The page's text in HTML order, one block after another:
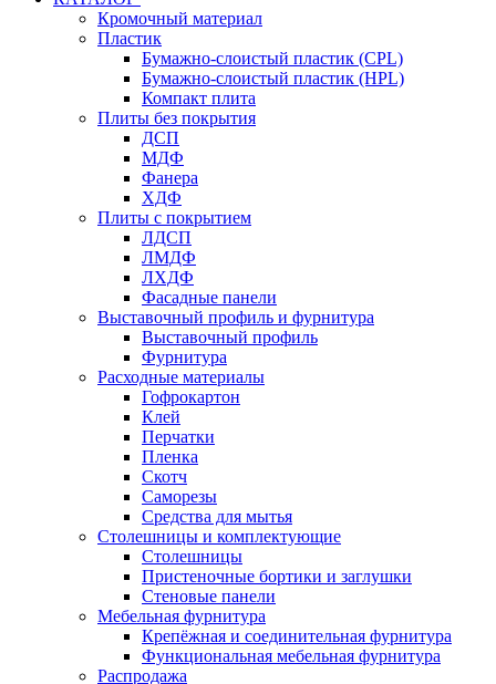
Кромочный материал
Пластик
Бумажно-слоистый пластик (CPL)
Бумажно-слоистый пластик (HPL)
Компакт плита
Плиты без покрытия
ДСП
МДФ
Фанера
ХДФ
Плиты с покрытием
ЛДСП
ЛМДФ
ЛХДФ
Фасадные панели
Выставочный профиль и фурнитура
Выставочный профиль
Фурнитура
Расходные материалы
Гофрокартон
Клей
Перчатки
Пленка
Скотч
Саморезы
Средства для мытья
Столешницы и комплектующие
Столешницы
Пристеночные бортики и заглушки
Стеновые панели
Мебельная фурнитура
Крепёжная и соединительная фурнитура
Функциональная мебельная фурнитура
Распродажа